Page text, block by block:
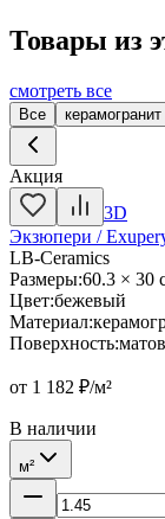
Товары из
смотреть все
Все керамогранит
Акция
3D
Экзюпери /
LB-Ceramics
Размеры:60.3 × 30
Цвет:бежевый
Материал:
Поверхность:
от 1 182 ₽/м²
В наличии
м²